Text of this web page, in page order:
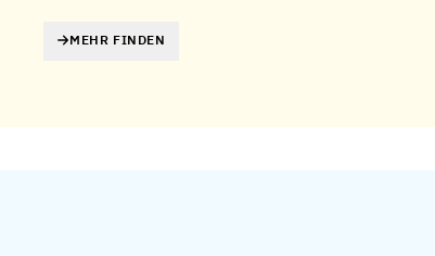
MEHR FINDEN